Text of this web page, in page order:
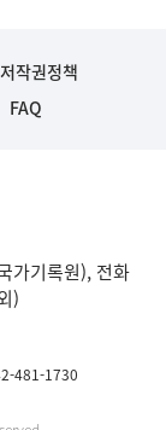
저작권정책
FAQ
가기록원), 전화
)
481-1730